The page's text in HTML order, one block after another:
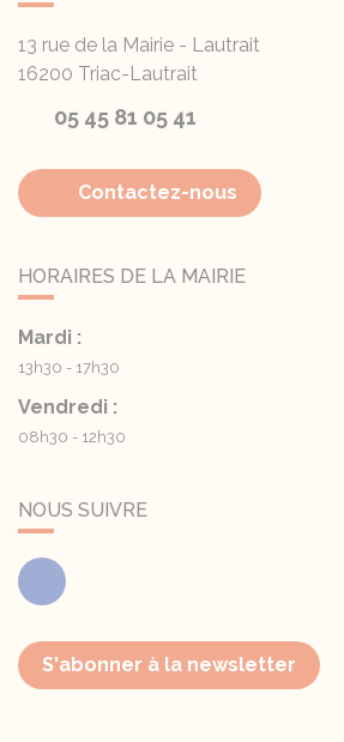
13 rue de la Mairie - Lautrait
16200 Triac-Lautrait
05 45 81 05 41
Contactez-nous
HORAIRES DE LA MAIRIE
Mardi :
13h30 - 17h30
Vendredi :
08h30 - 12h30
NOUS SUIVRE
Facebook
S'abonner à la newsletter